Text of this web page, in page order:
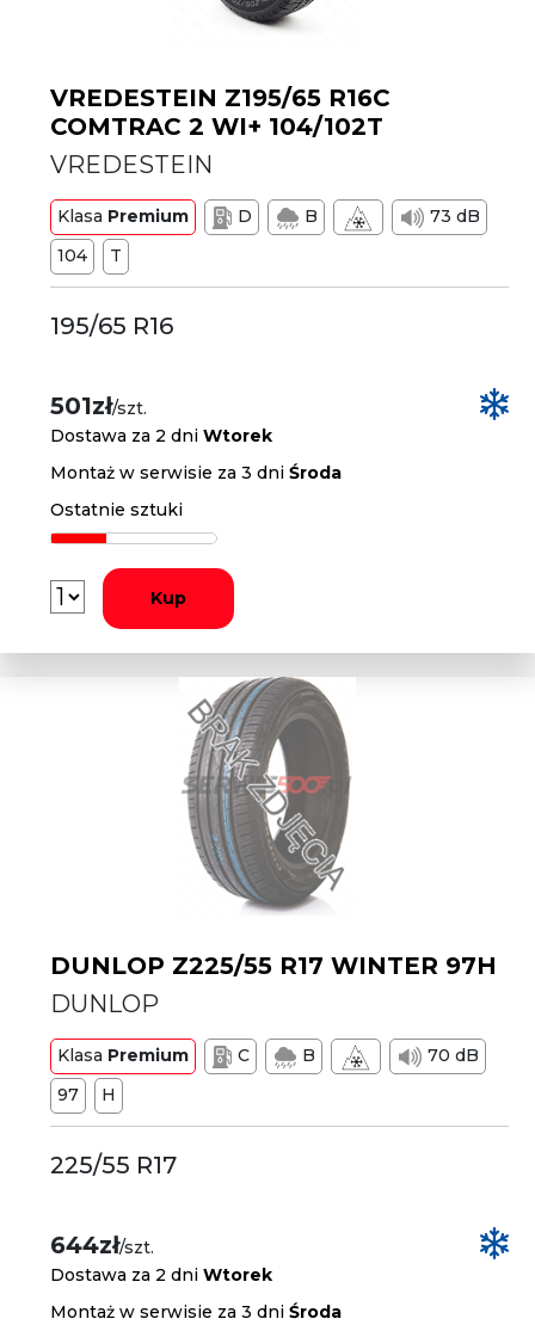
VREDESTEIN Z195/65 R16C
COMTRAC 2 WI+ 104/102T
VREDESTEIN
Klasa Premium D B
73 dB
104
T
195/65 R16
501zł/szt.
Dostawa za 2 dniWtorek
Montaż w serwisie za 3 dniŚroda
Ostatnie sztuki
Kup
DUNLOP Z225/55 R17 WINTER 97H
DUNLOP
Klasa Premium C B
70 dB
97
H
225/55 R17
644zł/szt.
Dostawa za 2 dniWtorek
Montaż w serwisie za 3 dniŚroda